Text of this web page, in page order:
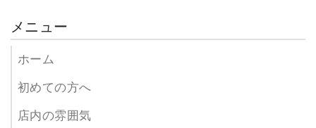
メニュー
ホーム
初めての方へ
店内の雰囲気